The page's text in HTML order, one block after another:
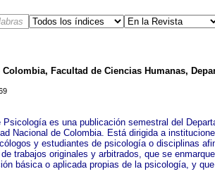
Facultad de Ciencias Humanas,
Psicología es una publicación semestral del
Nacional de Colombia. Está dirigida a
y estudiantes de psicología o disciplinas
trabajos originales y arbitrados, que se
básica o aplicada propias de la psicología, y